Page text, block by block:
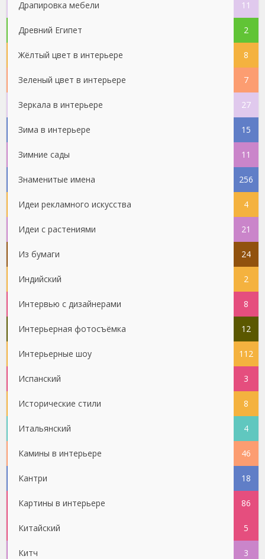
Драпировка мебели 11
Древний Египет 2
Жёлтый цвет в интерьере 8
Зеленый цвет в интерьере 7
Зеркала в интерьере 27
Зима в интерьере 15
Зимние сады 11
Знаменитые имена 256
Идеи рекламного искусства 4
Идеи с растениями 21
Из бумаги 24
Индийский 2
Интервью с дизайнерами 8
Интерьерная фотосъёмка 12
Интерьерные шоу 112
Испанский 3
Исторические стили 8
Итальянский 4
Камины в интерьере 46
Кантри 18
Картины в интерьере 86
Китайский 5
Китч 3